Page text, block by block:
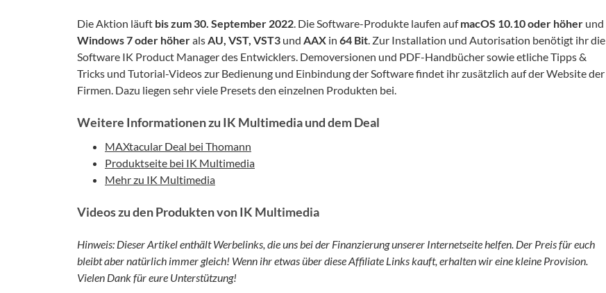
Die Aktion läuft bis zum 30. September 2022. Die Software-Produkte laufen aufmacOS 10.10 oder höher und
Windows 7 oder höheralsAU, VST, VST3 und AAX in 64 Bit. Zur Installation und Autorisation benötigt ihr die
Software IK Product Manager des Entwicklers. Demoversionen und PDF-Handbücher sowie etliche Tipps &
Tricks und Tutorial-Videos zur Bedienung und Einbindung der Software findet ihr zusätzlich auf der Website der
Firmen. Dazu liegen sehr viele Presets den einzelnen Produkten bei.
Weitere Informationen zu IK Multimedia und dem Deal
MAXtacular Deal bei Thomann
Produktseite bei IK Multimedia
Mehr zu IK Multimedia
Videos zu den Produkten von IK Multimedia
Hinweis: Dieser Artikel enthält Werbelinks, die uns bei der Finanzierung unserer Internetseite helfen. Der Preis für euch
bleibt aber natürlich immer gleich! Wenn ihr etwas über diese Affiliate Links kauft, erhalten wir eine kleine Provision.
Vielen Dank für eure Unterstützung!